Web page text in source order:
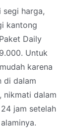
harga,
kantong
Daily
Untuk
karena
di dalam
nikmati dalam
jam setelah